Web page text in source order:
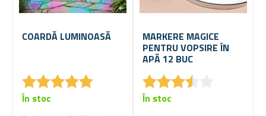
COARDĂ LUMINOASĂ
★★★★★
★★★★★
În stoc
MARKERE MAGICE
PENTRU VOPSIRE ÎN
APĂ 12 BUC
★★★★
★★★★
În stoc